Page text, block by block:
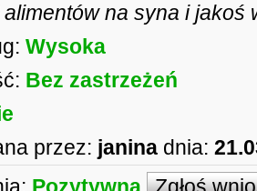
alimentów na syna i
Wysoka
Bez zastrzeżeń
przez: janina dnia: